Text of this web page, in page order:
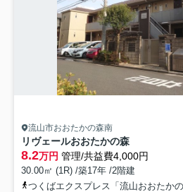
流山市おおたかの森南
リヴェールおおたかの森
8.2万円 管理/共益費4,000円
30.00㎡ (1R) /築17年 /2階建
つくばエクスプレス「流山おおたか